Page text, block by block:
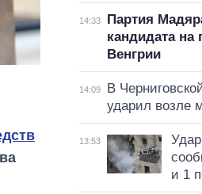
14:33
Партия
кандидата на
Венгрии
14:09
В
ударил возле
13:53
и 1